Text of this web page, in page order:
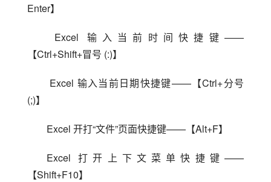
Enter】
【Ctrl+Shift+冒号 (:)】
(;)】
Excel 开打“文件”页面快捷键——【Alt+F】
Excel 打开上下文菜单快捷键——
【Shift+F10】